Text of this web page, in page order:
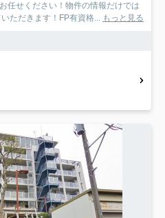
任せください！物件の情報だけでは
ただきます！FP有資格... もっと見る